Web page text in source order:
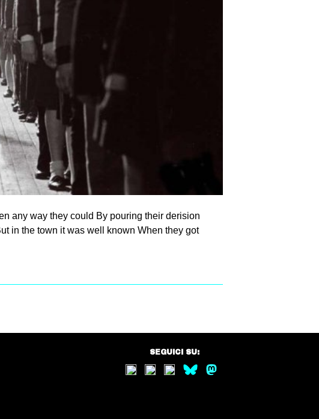
any way they could By pouring their derision
in the town it was well known When they got
SEGUICI SU: